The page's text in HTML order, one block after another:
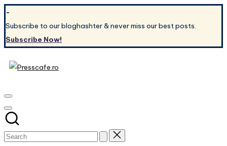
Skip
to
content
-
Subscribe to our bloghashter & never miss our best posts.
Subscribe Now!
Presscafe.ro
experientelor
urbane